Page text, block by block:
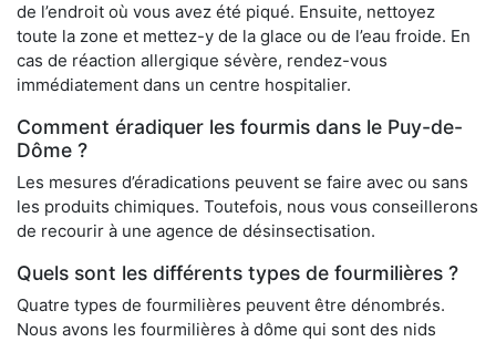
de l’endroit où vous avez été piqué. Ensuite, nettoyez
toute la zone et mettez-y de la glace ou de l’eau froide. En
cas de réaction allergique sévère, rendez-vous
immédiatement dans un centre hospitalier.
Comment éradiquer les fourmis dans le Puy-de-
Dôme ?
Les mesures d’éradications peuvent se faire avec ou sans
les produits chimiques. Toutefois, nous vous conseillerons
de recourir à une agence de désinsectisation.
Quels sont les différents types de fourmilières ?
Quatre types de fourmilières peuvent être dénombrés.
Nous avons les fourmilières à dôme qui sont des nids